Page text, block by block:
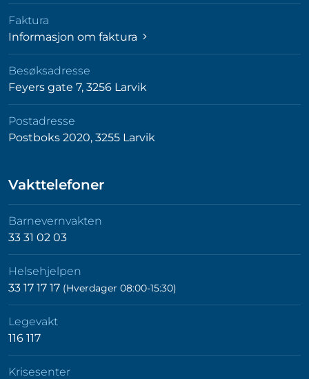
Faktura
Informasjon om faktura
Besøksadresse
Feyers gate 7, 3256 Larvik
Postadresse
Postboks 2020, 3255 Larvik
Vakttelefoner
Barnevernvakten
33 31 02 03
Helsehjelpen
33 17 17 17 (Hverdager 08:00-15:30)
Legevakt
116 117
Krisesenter